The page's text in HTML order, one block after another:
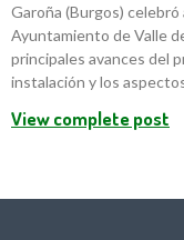
Garoña (Burgos)
Ayuntamiento de Valle
principales avances del
instalación y los
View complete post